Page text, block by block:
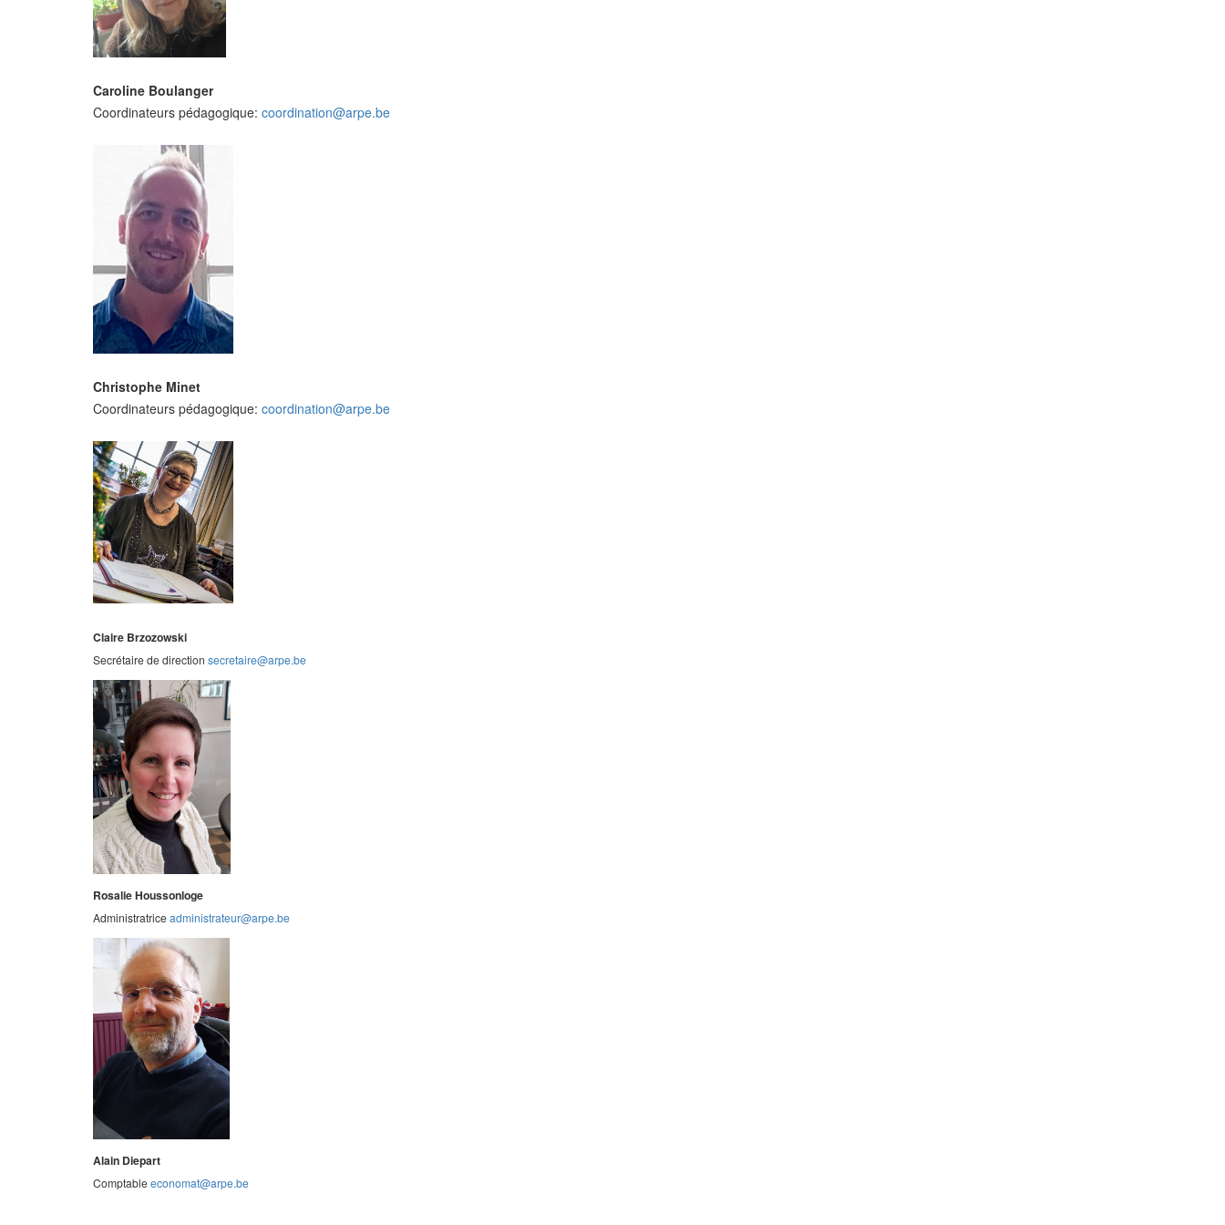
Caroline Boulanger
Coordinateurs pédagogique: coordination@arpe.be
Christophe Minet
Coordinateurs pédagogique: coordination@arpe.be
Claire Brzozowski
Secrétaire de direction secretaire@arpe.be
Rosalie Houssonloge
Administratriceadministrateur@arpe.be
Alain Diepart
Comptableeconomat@arpe.be